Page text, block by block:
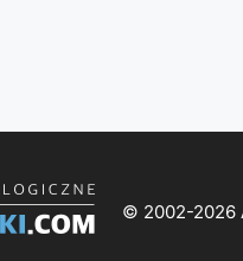
© 2002-2026